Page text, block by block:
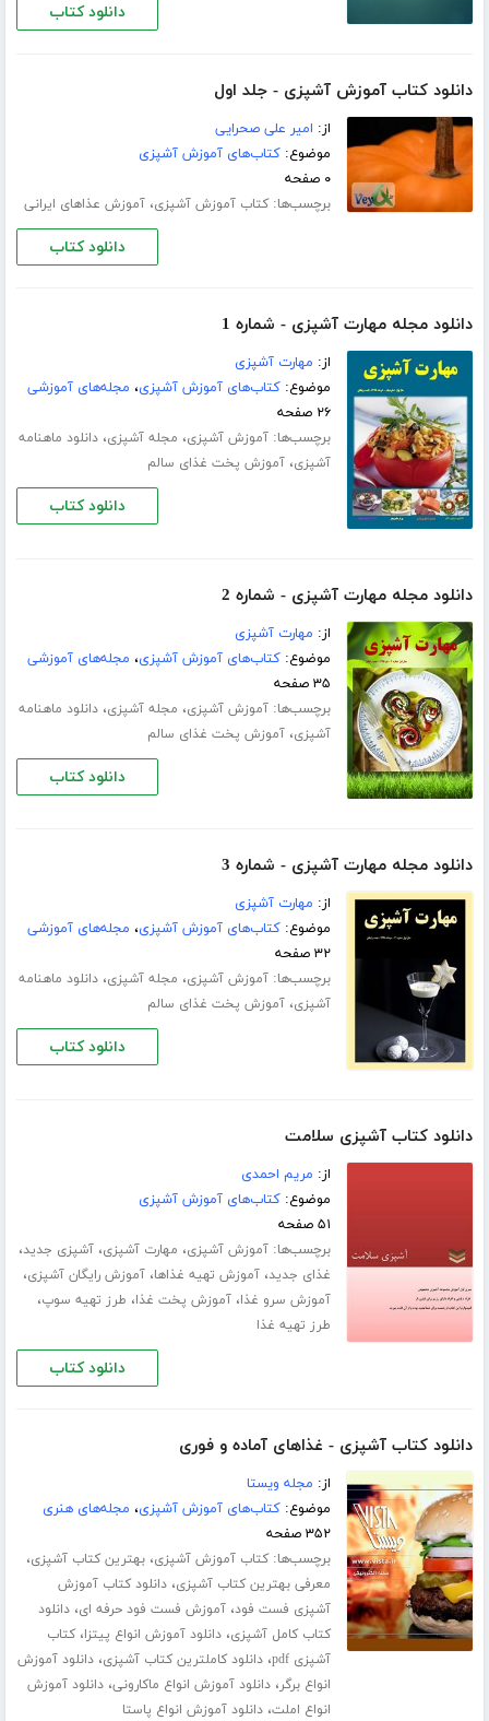
دانلود کتاب
دانلود کتاب آموزش آشپزی - جلد اول
از: امیر علی صحرایی
موضوع:کتاب‌های آموزش آشپزی
۰ صفحه
برچسب‌ها:کتاب آموزش آشپزی،آموزش عذاهای ایرانی
دانلود کتاب
دانلود مجله مهارت آشپزی - شماره 1
از: مهارت آشپزی
موضوع:کتاب‌های آموزش آشپزی، مجله‌های آموزشی
۲۶ صفحه
برچسب‌ها:آموزش آشپزی، مجله آشپزی،دانلود ماهنامه
آشپزی،آموزش پخت غذای سالم
دانلود کتاب
دانلود مجله مهارت آشپزی - شماره 2
از: مهارت آشپزی
موضوع:کتاب‌های آموزش آشپزی، مجله‌های آموزشی
۳۵ صفحه
برچسب‌ها:آموزش آشپزی، مجله آشپزی،دانلود ماهنامه
آشپزی،آموزش پخت غذای سالم
دانلود کتاب
دانلود مجله مهارت آشپزی - شماره 3
از: مهارت آشپزی
موضوع:کتاب‌های آموزش آشپزی، مجله‌های آموزشی
۳۲ صفحه
برچسب‌ها:آموزش آشپزی، مجله آشپزی،دانلود ماهنامه
آشپزی،آموزش پخت غذای سالم
دانلود کتاب
دانلود کتاب آشپزی سلامت
از: مریم احمدی
موضوع:کتاب‌های آموزش آشپزی
۵۱ صفحه
برچسب‌ها:آموزش آشپزی، مهارت آشپزی،آشپزی جدید،
غذای جدید،آموزش تهیه غذاها،آموزش رایگان آشپزی،
آموزش سرو غذا،آموزش پخت غذا، طرز تهیه سوپ،
طرز تهیه غذا
دانلود کتاب
دانلود کتاب آشپزی - غذاهای آماده و فوری
از: مجله ویستا
موضوع:کتاب‌های آموزش آشپزی، مجله‌های هنری
۳۵۲ صفحه
برچسب‌ها:کتاب آموزش آشپزی،بهترین کتاب آشپزی،
معرفی بهترین کتاب آشپزی،دانلود کتاب آموزش
آشپزی فست فود،آموزش فست فود حرفه ای،دانلود
کتاب کامل آشپزی،دانلود آموزش انواع پیتزا،کتاب
آشپزی pdf
،دانلود کاملترین کتاب آشپزی،دانلود آموزش
انواع برگر،دانلود آموزش انواع ماکارونی،دانلود آموزش
انواع املت،دانلود آموزش انواع پاستا